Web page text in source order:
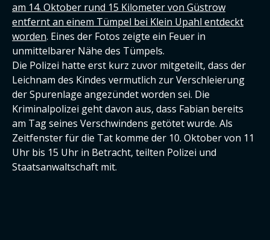
am 14. Oktober rund 15 Kilometer von Güstrow
entfernt an einem Tümpel bei Klein Upahl entdeckt
worden. Eines der Fotos zeigte ein Feuer in
unmittelbarer Nähe des Tümpels.
Die Polizei hatte erst kurz zuvor mitgeteilt, dass der
Leichnam des Kindes vermutlich zur Verschleierung
der Spurenlage angezündet worden sei. Die
Kriminalpolizei geht davon aus, dass Fabian bereits
am Tag seines Verschwindens getötet wurde. Als
Zeitfenster für die Tat komme der 10. Oktober von 11
Uhr bis 15 Uhr in Betracht, teilten Polizei und
Staatsanwaltschaft mit.